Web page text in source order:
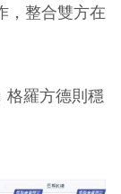
，整合雙方在
格羅方德則穩